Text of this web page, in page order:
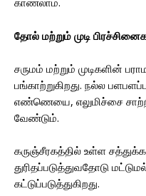
தோல் மற்றும் முடி
சருமம் மற்றும் முடிகளின்
பங்காற்றுகிறது. நல்ல
எண்ணெயை, எலுமிச்சை
வேண்டும்.
கருஞ்சீரகத்தில் உள்ள
துரிதப்படுத்துவதோடு
கட்டுப்படுத்துகிறது.